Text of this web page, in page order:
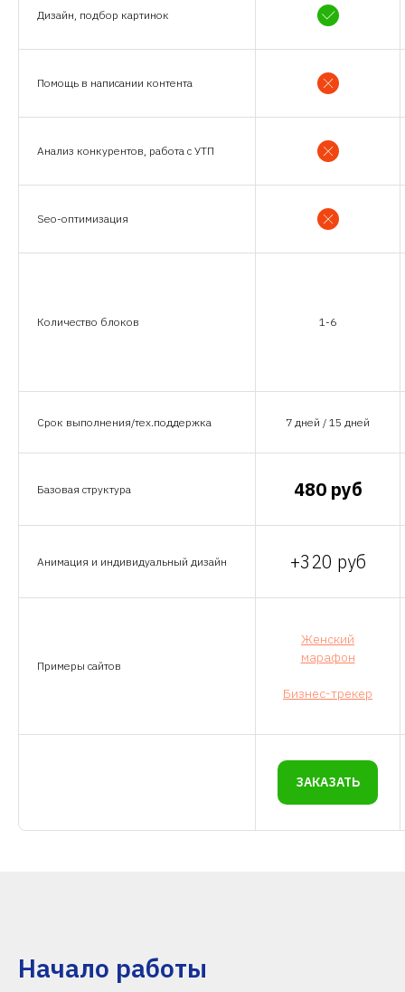
Дизайн, подбор картинок
Помощь в написании контента
Анализ конкурентов, работа с УТП
Seo-оптимизация
Количество блоков 1-6
Срок выполнения/тех.поддержка 7 дней / 15 дней
Базовая структура 480 руб
Анимация и индивидуальный дизайн +320 руб
Примеры сайтов
Женский
марафон
Бизнес-трекер
ЗАКАЗАТЬ
Начало работы